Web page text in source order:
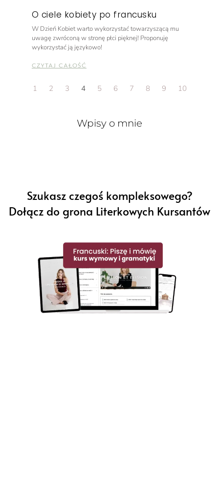
O ciele kobiety po francusku
W Dzień Kobiet warto wykorzystać towarzyszącą mu
uwagę zwróconą w stronę płci pięknej! Proponuję
wykorzystać ją językowo!
CZYTAJ CAŁOŚĆ
1 2 3 4 5 6 7 8 9 10
Wpisy o mnie
Szukasz czegoś kompleksowego?
Dołącz do grona Literkowych Kursantów